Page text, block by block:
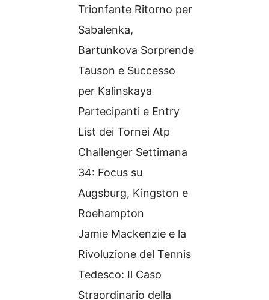
Trionfante Ritorno per
Sabalenka,
Bartunkova Sorprende
Tauson e Successo
per Kalinskaya
Partecipanti e Entry
List dei Tornei Atp
Challenger Settimana
34: Focus su
Augsburg, Kingston e
Roehampton
Jamie Mackenzie e la
Rivoluzione del Tennis
Tedesco: Il Caso
Straordinario della